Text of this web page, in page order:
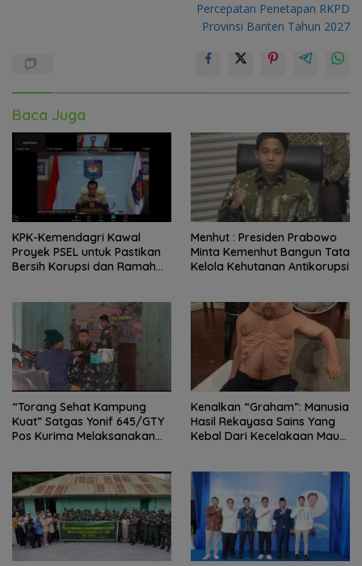
Percepatan Penetapan RKPD
Provinsi Banten Tahun 2027
Baca Juga
KPK-Kemendagri Kawal
Proyek PSEL untuk Pastikan
Bersih Korupsi dan Ramah
Menhut : Presiden Prabowo
Minta Kemenhut Bangun Tata
Kelola Kehutanan Antikorupsi
“Torang Sehat Kampung
Kuat” Satgas Yonif 645/GTY
Pos Kurima Melaksanakan
Kenalkan “Graham”: Manusia
Hasil Rekayasa Sains Yang
Kebal Dari Kecelakaan Maut